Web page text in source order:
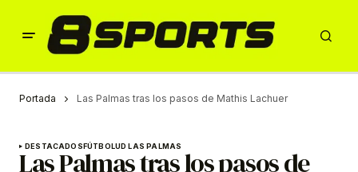
Portada Las Palmas tras los pasos de Mathis Lachuer
DESTACADOSFÚTBOLUD LAS PALMAS
Las Palmas tras los pasos de